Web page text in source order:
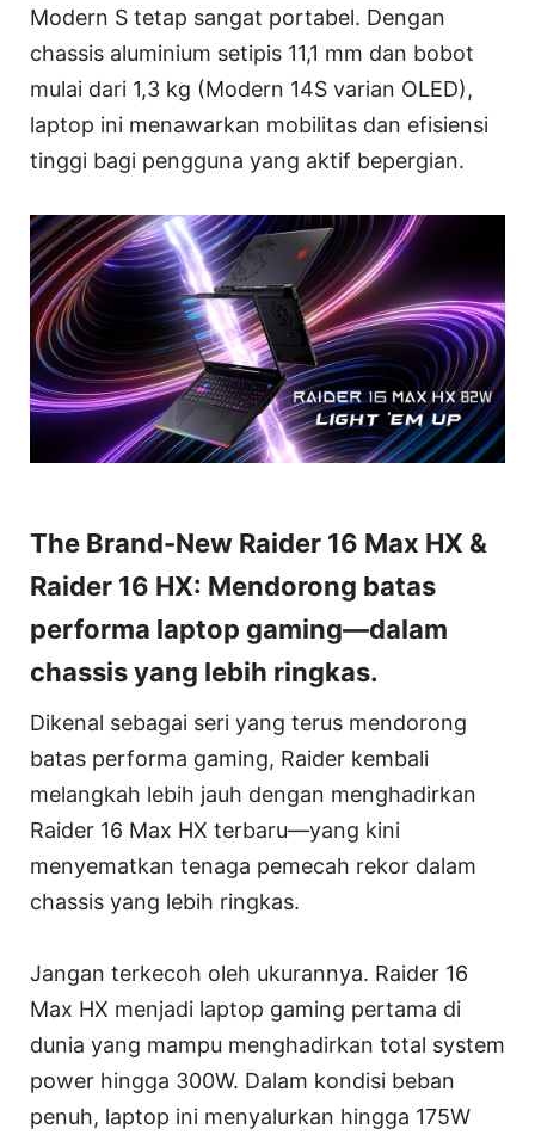
Modern S tetap sangat portabel. Dengan
chassis aluminium setipis 11,1 mm dan bobot
mulai dari 1,3 kg (Modern 14S varian OLED),
laptop ini menawarkan mobilitas dan efisiensi
tinggi bagi pengguna yang aktif bepergian.
The Brand-New Raider 16 Max HX &
Raider 16 HX: Mendorong batas
performa laptop gaming—dalam
chassis yang lebih ringkas.
Dikenal sebagai seri yang terus mendorong
batas performa gaming, Raider kembali
melangkah lebih jauh dengan menghadirkan
Raider 16 Max HX terbaru—yang kini
menyematkan tenaga pemecah rekor dalam
chassis yang lebih ringkas.
Jangan terkecoh oleh ukurannya. Raider 16
Max HX menjadi laptop gaming pertama di
dunia yang mampu menghadirkan total system
power hingga 300W. Dalam kondisi beban
penuh, laptop ini menyalurkan hingga 175W